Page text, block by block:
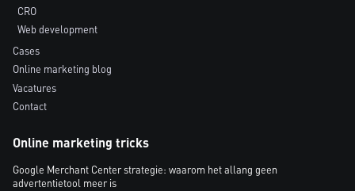
CRO
Web development
Cases
Online marketing blog
Vacatures
Contact
Online marketing tricks
Google Merchant Center strategie: waarom het allang geen
advertentietool meer is